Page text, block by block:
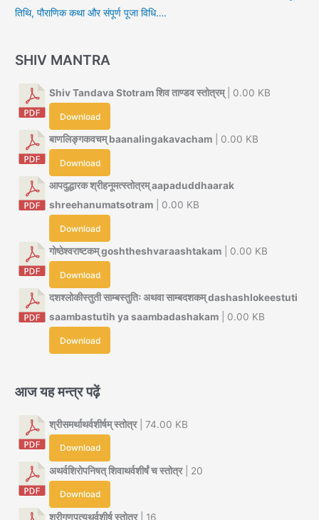
तिथि, पौराणिक कथा और संपूर्ण पूजा विधि….
SHIV MANTRA
Shiv Tandava Stotram शिव ताण्डव स्तोत्रम्| 0.00 KB
Download
बाणलिङ्गकवचम् baanalingakavacham | 0.00 KB
Download
आपदुद्धारक श्रीहनूमत्स्तोत्रम् aapaduddhaarak
shreehanumatsotram | 0.00 KB
Download
गोष्ठेश्वराष्टकम् goshtheshvaraashtakam | 0.00 KB
Download
दशश्लोकीस्तुती साम्बस्तुतिः अथवा साम्बदशकम् dashashlokeestuti
saambastutih ya saambadashakam | 0.00 KB
Download
आज यह मन्त्र पढ़ें
श्रीसमर्थाथर्वशीर्षम् स्तोत्र| 74.00 KB
Download
अथर्वशिरोपनिषत् शिवाथर्वशीर्षं च स्तोत्र| 20
Download
श्रीगणपत्यथर्वशीर्ष स्तोत्र| 16